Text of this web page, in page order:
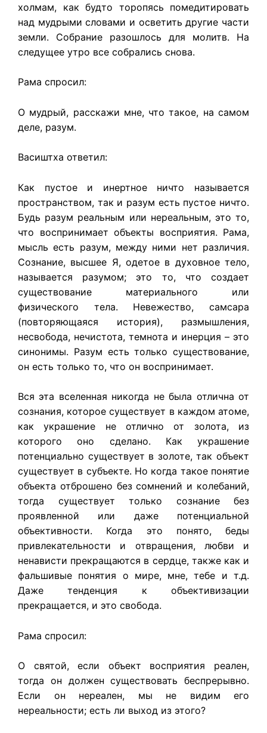
холмам, как будто торопясь помедитировать
над мудрыми словами и осветить другие части
земли. Собрание разошлось для молитв. На
следущее утро все собрались снова.
Рама спросил:
О мудрый, расскажи мне, что такое, на самом
деле, разум.
Васиштха ответил:
Как пустое и инертное ничто называется
пространством, так и разум есть пустое ничто.
Будь разум реальным или нереальным, это то,
что воспринимает объекты восприятия. Рама,
мысль есть разум, между ними нет различия.
Сознание, высшее Я, одетое в духовное тело,
называется разумом; это то, что создает
существование материального или
физического тела. Невежество, самсара
(повторяющаяся история), размышления,
несвобода, нечистота, темнота и инерция – это
синонимы. Разум есть только существование,
он есть только то, что он воспринимает.
Вся эта вселенная никогда не была отлична от
сознания, которое существует в каждом атоме,
как украшение не отлично от золота, из
которого оно сделано. Как украшение
потенциально существует в золоте, так объект
существует в субъекте. Но когда такое понятие
объекта отброшено без сомнений и колебаний,
тогда существует только сознание без
проявленной или даже потенциальной
объективности. Когда это понято, беды
привлекательности и отвращения, любви и
ненависти прекращаются в сердце, также как и
фальшивые понятия о мире, мне, тебе и т.д.
Даже тенденция к объективизации
прекращается, и это свобода.
Рама спросил:
О святой, если объект восприятия реален,
тогда он должен существовать беспрерывно.
Если он нереален, мы не видим его
нереальности; есть ли выход из этого?